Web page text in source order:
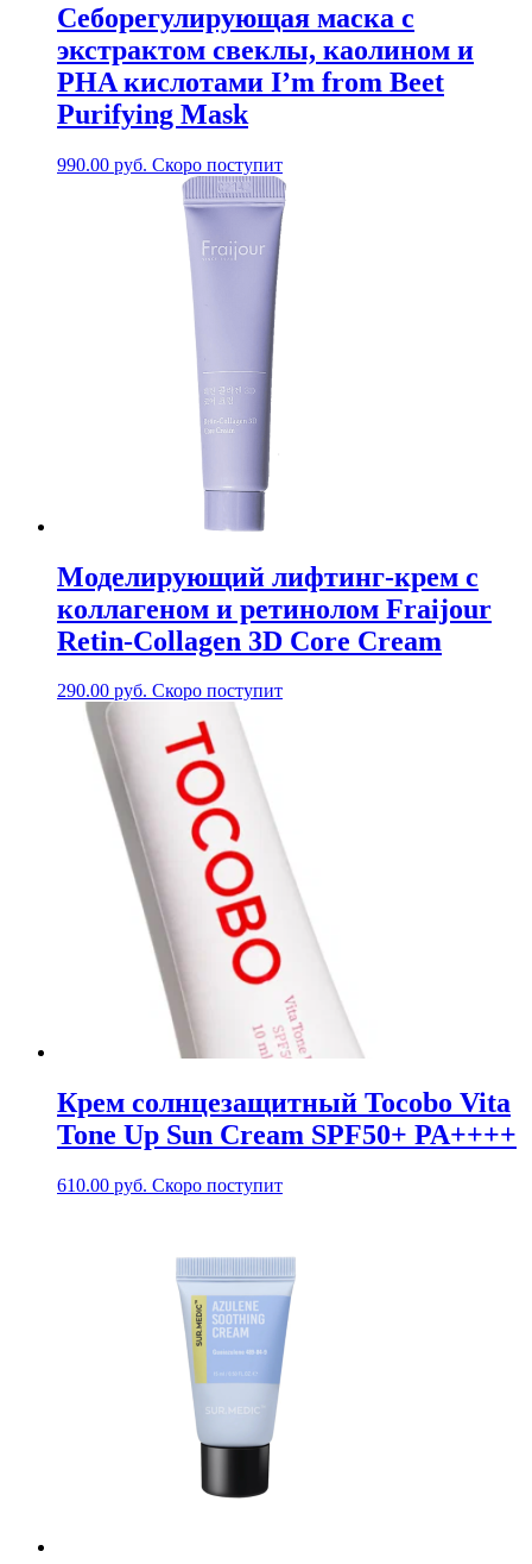
Себорегулирующая маска с
экстрактом свеклы, каолином и
PHA кислотами I’m from Beet
Purifying Mask
990.00 руб. Скоро поступит
Моделирующий лифтинг-крем c
коллагеном и ретинолом Fraijour
Retin-Collagen 3D Core Cream
290.00 руб. Скоро поступит
Крем солнцезащитный Tocobo Vita
Tone Up Sun Cream SPF50+ PA++++
610.00 руб. Скоро поступит